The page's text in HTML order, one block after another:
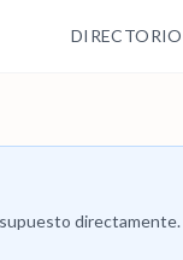
DIRECTORIO
directamente.